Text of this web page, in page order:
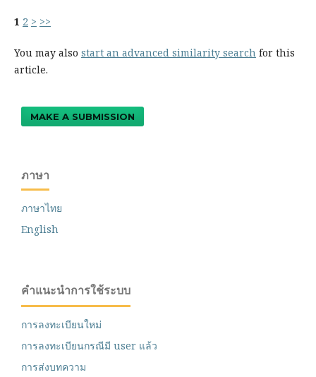
1 2 > >>
You may also start an advanced similarity searchfor this
article.
MAKE A SUBMISSION
ภาษา
ภาษาไทย
English
คำแนะนำการใช้ระบบ
การลงทะเบียนใหม่
การลงทะเบียนกรณีมี user แล้ว
การส่งบทความ